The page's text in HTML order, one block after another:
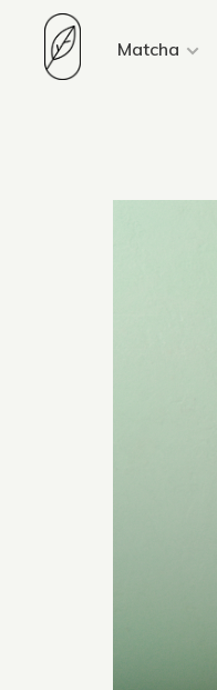
Matcha